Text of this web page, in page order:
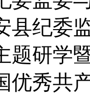
县纪委
题研学
优秀共